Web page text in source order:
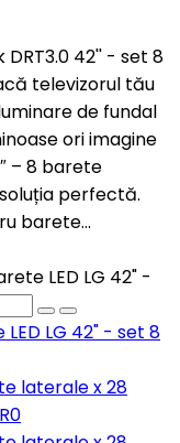
42'' - set 8
televizorul tău
de fundal
ori imagine
– 8 barete
perfectă.
barete...
LED LG 42" -
LG 42" - set 8